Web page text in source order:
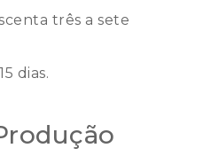
três a sete
dias.